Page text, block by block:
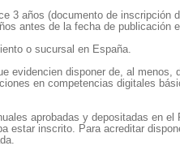
3 años (documento de
antes de la fecha de publicación
o sucursal en España.
evidencien disponer de, al
en competencias digitales
aprobadas y depositadas en
estar inscrito. Para acreditar